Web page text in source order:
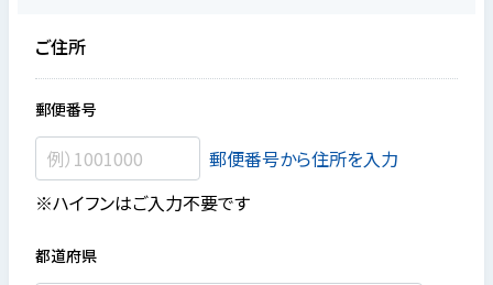
ご住所
郵便番号
郵便番号から住所を入力
※ハイフンはご入力不要です
都道府県